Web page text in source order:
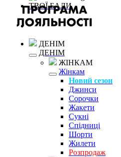
ТВОЇ БАЛИ
ДЕНІМ
ДЕНІМ
ЖІНКАМ
Жінкам
Новий сезон
Джинси
Сорочки
Жакети
Сукні
Спідниці
Шорти
Жилети
Розпродаж